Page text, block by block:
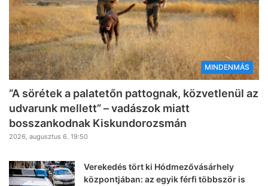
MINDENMÁS
“A sörétek a palatetőn pattognak, közvetlenül az
udvarunk mellett” – vadászok miatt
bosszankodnak Kiskundorozsmán
2026, augusztus 6. 19:50
Verekedés tört ki Hódmezővásárhely
központjában: az egyik férfi többször is